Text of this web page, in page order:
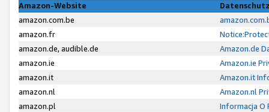
Amazon-Website
amazon.com.be
amazon.fr
amazon.de, audible.de
Amazon.de
amazon.ie
Amazon.ie
amazon.it
Amazon.it
amazon.nl
Amazon.nl
amazon.pl
Informacja O